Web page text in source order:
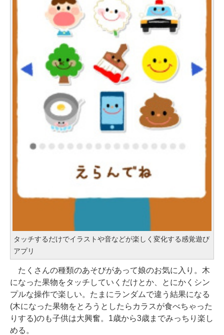
タッチするだけでイラストや音などが楽しく変化する感覚遊び
アプリ
たくさんの種類のあそびがあって娘のお気に入り。木
になった果物をタッチしていくだけとか、とにかくシン
プルな操作で楽しい。たまにランダムで違う結果になる
(木になった果物をとろうとしたらカラスが食べちゃった
りする)のも子供は大興奮。1歳から3歳までみっちり楽し
める。